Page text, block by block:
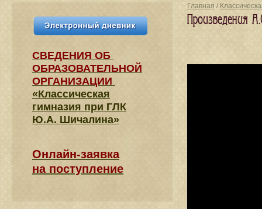
Главная /
Произведения
СВЕДЕНИЯ​ ОБ
ОБРАЗОВАТЕЛЬНОЙ
ОРГАНИЗАЦИИ
«Классическая
гимназия при ГЛК
Ю.А. Шичалина»
Онлайн-заявка
на поступление